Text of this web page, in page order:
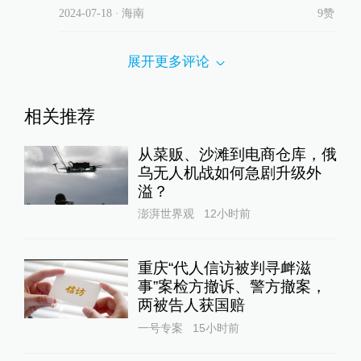
2024-07-18∙ 海南 9赞
展开更多评论
相关推荐
从菜贩、沙滩到电商仓库，俄
乌无人机战如何急剧升级外
溢？
澎湃世界观 12小时前
重庆“代人信访被判寻衅滋
事”案检方撤诉、警方撤案，
两被告人获国赔
一号专案 15小时前